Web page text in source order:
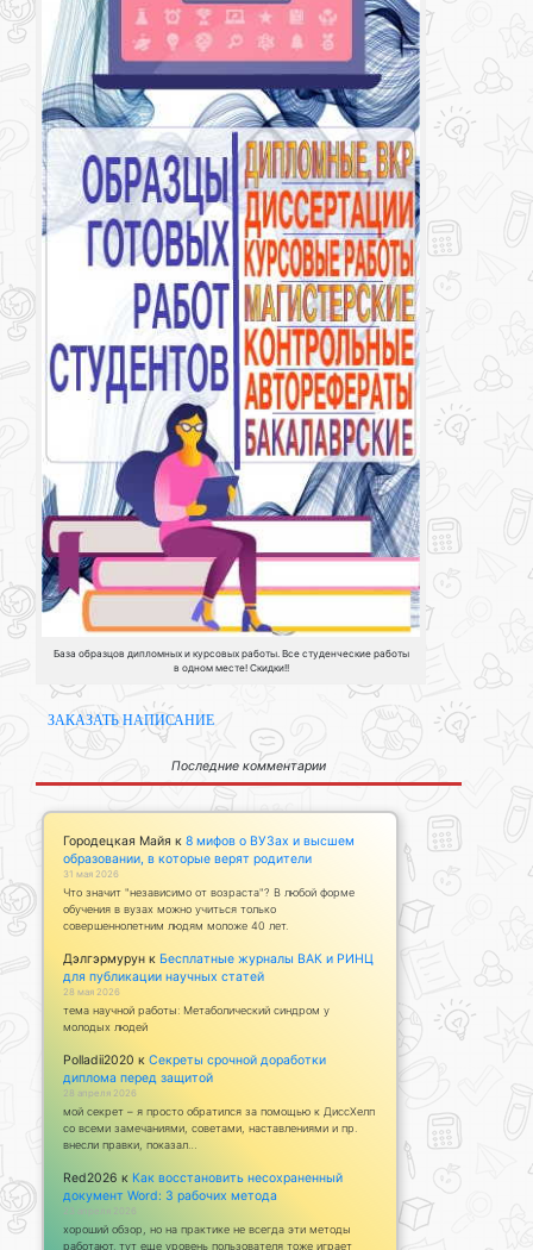
База образцов дипломных и курсовых работы. Все студенческие работы
в одном месте! Скидки!!
ЗАКАЗАТЬ НАПИСАНИЕ
Последние комментарии
Городецкая Майя к 8 мифов о ВУЗах и высшем
образовании, в которые верят родители
31 мая 2026
Что значит "независимо от возраста"? В любой форме
обучения в вузах можно учиться только
совершеннолетним людям моложе 40 лет.
Дэлгэрмурун к Бесплатные журналы ВАК и РИНЦ
для публикации научных статей
28 мая 2026
тема научной работы: Метаболический синдром у
молодых людей
Polladii2020 к Секреты срочной доработки
диплома перед защитой
28 апреля 2026
мой секрет – я просто обратился за помощью к ДиссХелп
со всеми замечаниями, советами, наставлениями и пр.
внесли правки, показал…
Red2026 к Как восстановить несохраненный
документ Word: 3 рабочих метода
23 апреля 2026
хороший обзор, но на практике не всегда эти методы
работают. тут еще уровень пользователя тоже играет